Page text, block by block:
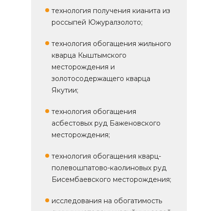
технология получения кианита из
россыпей Южуралзолото;
технология обогащения жильного
кварца Кыштымского
месторождения и
золотосодержащего кварца
Якутии;
технология обогащения
асбестовых руд Баженовского
месторождения;
технология обогащения кварц-
полевошпатово-каолиновых руд
Бисембаевского месторождения;
исследования на обогатимость